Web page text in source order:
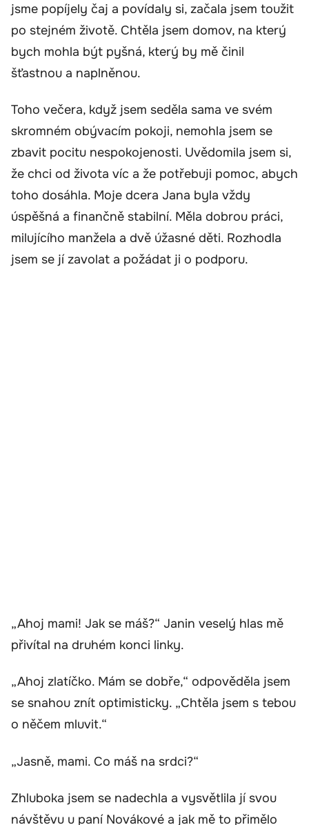
jsme popíjely čaj a povídaly si, začala jsem toužit
po stejném životě. Chtěla jsem domov, na který
bych mohla být pyšná, který by mě činil
šťastnou a naplněnou.
Toho večera, když jsem seděla sama ve svém
skromném obývacím pokoji, nemohla jsem se
zbavit pocitu nespokojenosti. Uvědomila jsem si,
že chci od života víc a že potřebuji pomoc, abych
toho dosáhla. Moje dcera Jana byla vždy
úspěšná a finančně stabilní. Měla dobrou práci,
milujícího manžela a dvě úžasné děti. Rozhodla
jsem se jí zavolat a požádat ji o podporu.
„Ahoj mami! Jak se máš?“ Janin veselý hlas mě
přivítal na druhém konci linky.
„Ahoj zlatíčko. Mám se dobře,“ odpověděla jsem
se snahou znít optimisticky. „Chtěla jsem s tebou
o něčem mluvit.“
„Jasně, mami. Co máš na srdci?“
Zhluboka jsem se nadechla a vysvětlila jí svou
návštěvu u paní Novákové a jak mě to přimělo